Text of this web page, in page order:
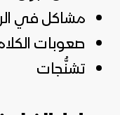
مشاكل في
صعوبات
تشنُّجات